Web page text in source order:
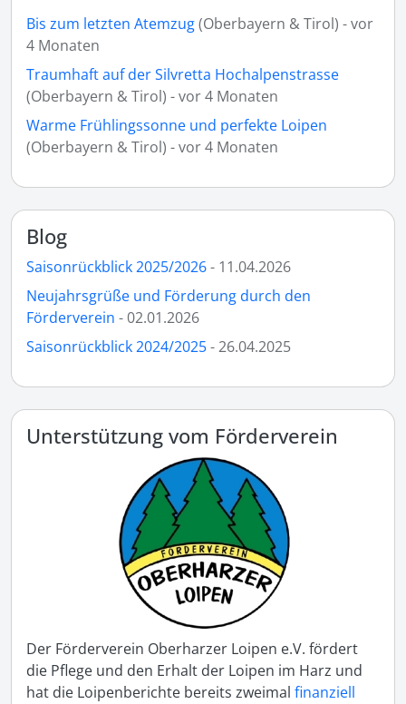
Bis zum letzten Atemzug(Oberbayern & Tirol) - vor
4 Monaten
Traumhaft auf der Silvretta Hochalpenstrasse
(Oberbayern & Tirol) - vor 4 Monaten
Warme Frühlingssonne und perfekte Loipen
(Oberbayern & Tirol) - vor 4 Monaten
Blog
Saisonrückblick 2025/2026- 11.04.2026
Neujahrsgrüße und Förderung durch den
Förderverein - 02.01.2026
Saisonrückblick 2024/2025- 26.04.2025
Unterstützung vom Förderverein
Der Förderverein Oberharzer Loipen e.V. fördert
die Pflege und den Erhalt der Loipen im Harz und
hat die Loipenberichte bereits zweimal finanziell